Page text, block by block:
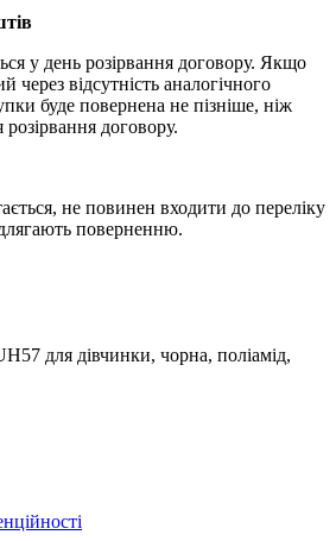
у день розірвання договору. Якщо
через відсутність аналогічного
буде повернена не пізніше, ніж
розірвання договору.
не повинен входити до переліку
поверненню.
для дівчинки, чорна, поліамід,